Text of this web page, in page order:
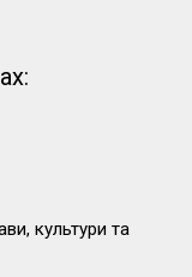
культури та